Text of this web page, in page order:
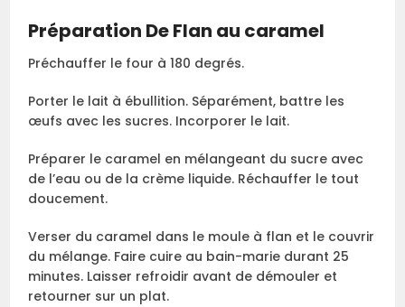
Préparation De Flan au caramel
Préchauffer le four à 180 degrés.
Porter le lait à ébullition. Séparément, battre les
œufs avec les sucres. Incorporer le lait.
Préparer le caramel en mélangeant du sucre avec
de l’eau ou de la crème liquide. Réchauffer le tout
doucement.
Verser du caramel dans le moule à flan et le couvrir
du mélange. Faire cuire au bain-marie durant 25
minutes. Laisser refroidir avant de démouler et
retourner sur un plat.